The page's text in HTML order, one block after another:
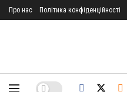
Про нас Політика конфіденційності